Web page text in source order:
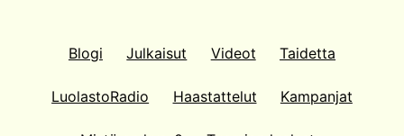
Blogi Julkaisut Videot Taidetta
LuolastoRadio Haastattelut Kampanjat